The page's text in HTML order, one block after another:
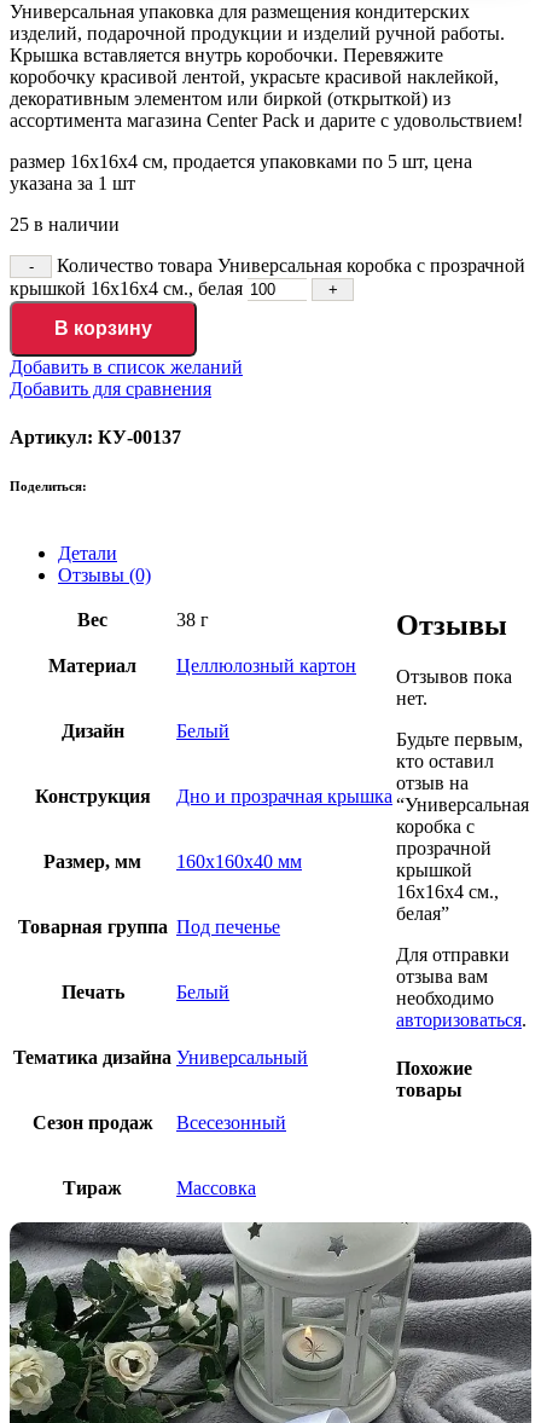
Универсальная упаковка для размещения кондитерских
изделий, подарочной продукции и изделий ручной работы.
Крышка вставляется внутрь коробочки. Перевяжите
коробочку красивой лентой, украсьте красивой наклейкой,
декоративным элементом или биркой (открыткой) из
ассортимента магазина Center Pack и дарите с удовольствием!
размер 16х16х4 см, продается упаковками по 5 шт, цена
указана за 1 шт
25 в наличии
Количество товара Универсальная коробка с прозрачной
крышкой 16х16х4 см., белая
В корзину
Добавить в список желаний
Добавить для сравнения
Артикул: КУ-00137
Поделиться:
Детали
Отзывы (0)
Вес 38 г
Материал Целлюлозный картон
Дизайн Белый
Конструкция Дно и прозрачная крышка
Размер, мм 160х160х40 мм
Товарная группа Под печенье
Печать Белый
Тематика дизайна Универсальный
Сезон продаж Всесезонный
Тираж Массовка
Отзывы
Отзывов пока
нет.
Будьте первым,
кто оставил
отзыв на
“Универсальная
коробка с
прозрачной
крышкой
16х16х4 см.,
белая”
Для отправки
отзыва вам
необходимо
авторизоваться.
Похожие
товары